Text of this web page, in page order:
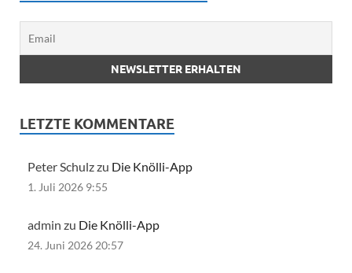
LETZTE KOMMENTARE
Peter Schulz zu Die Knölli-App
1. Juli 2026 9:55
admin zu Die Knölli-App
24. Juni 2026 20:57